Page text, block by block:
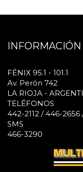
INFORMACIÓN
FÉNIX 95.1 - 101.1
Av. Perón 742
LA RIOJA -
TELÉFONOS
442-2112 / 446-
SMS
466-3290